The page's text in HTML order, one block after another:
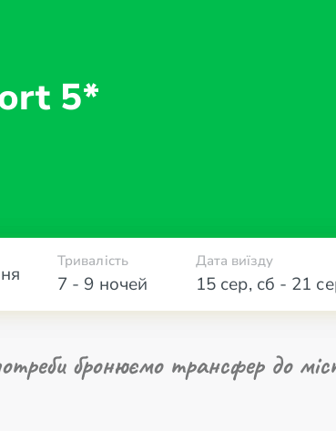
5*
7 - 9 ночей
Тривалість Дата виїзду
15 сер, сб - 21
бронюємо трансфер до